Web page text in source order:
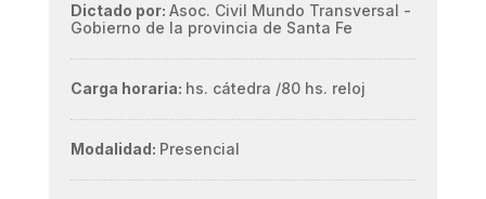
Dictado por: Asoc. Civil Mundo Transversal -
Gobierno de la provincia de Santa Fe
Carga horaria: hs. cátedra /80 hs. reloj
Modalidad: Presencial